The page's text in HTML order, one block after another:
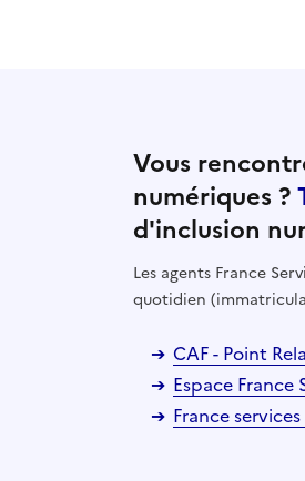
Vous
numériques ?
d'inclusion
Les agents France
quotidien
CAF - Point
Espace France
France